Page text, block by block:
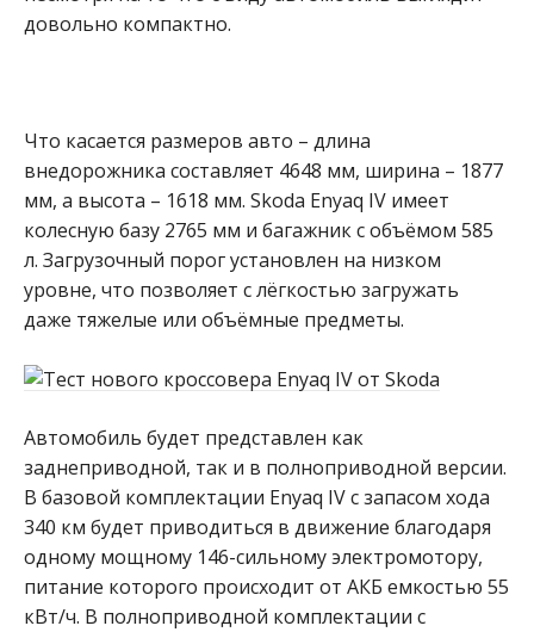
довольно компактно.
Что касается размеров авто – длина
внедорожника составляет 4648 мм, ширина – 1877
мм, а высота – 1618 мм. Skoda Enyaq IV имеет
колесную базу 2765 мм и багажник с объёмом 585
л. Загрузочный порог установлен на низком
уровне, что позволяет с лёгкостью загружать
даже тяжелые или объёмные предметы.
Автомобиль будет представлен как
заднеприводной, так и в полноприводной версии.
В базовой комплектации Enyaq IV с запасом хода
340 км будет приводиться в движение благодаря
одному мощному 146-сильному электромотору,
питание которого происходит от АКБ емкостью 55
кВт/ч. В полноприводной комплектации с